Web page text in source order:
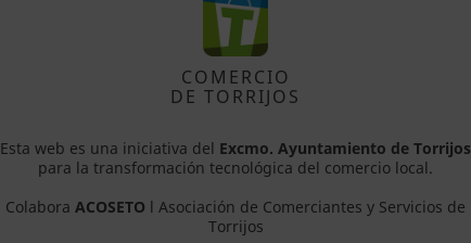
COMERCIO
DE TORRIJOS
Esta web es una iniciativa del Excmo. Ayuntamiento de Torrijos
para la transformación tecnológica del comercio local.
Colabora ACOSETO l Asociación de Comerciantes y Servicios de
Torrijos